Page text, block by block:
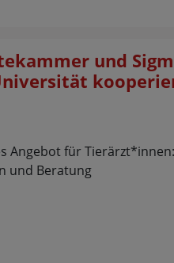
und
Angebot für
und Beratung